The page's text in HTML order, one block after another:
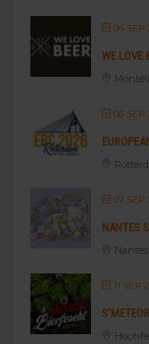
04 SEP
WE LOVE
06 SEP
07 SEP
NANTES
11 SEP